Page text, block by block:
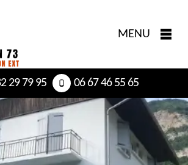
MENU
29 79 95 06 67 46 55 65